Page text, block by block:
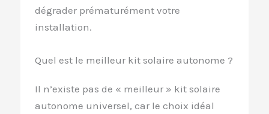
dégrader prématurément votre
installation.
Quel est le meilleur kit solaire autonome ?
Il n’existe pas de « meilleur » kit solaire
autonome universel, car le choix idéal